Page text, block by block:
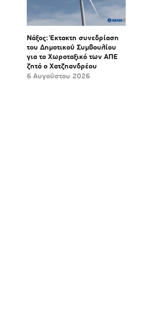
Νάξος: Έκτακτη συνεδρίαση
του Δημοτικού Συμβουλίου
για το Χωροταξικό των ΑΠΕ
ζητά ο Χατζηανδρέου
6 Αυγούστου 2026